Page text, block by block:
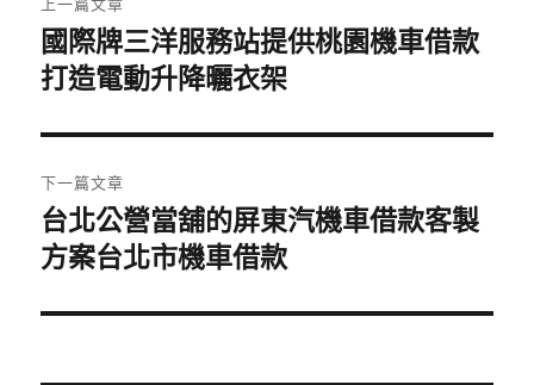
章
導
覽
上
一
文
章:
國際牌三洋服務站提供桃園機車借款
打造電動升降曬衣架
下一篇文章
下
一
文
台北公營當舖的屏東汽機車借款客製
方案台北市機車借款